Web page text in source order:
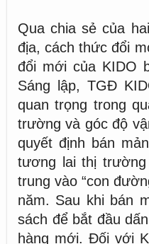
Qua chia sẻ của
địa, cách thức đổi
đổi mới của KIDO
Sáng lập, TGĐ
quan trọng trong
trường và góc độ
quyết định bán
tương lai thị trường
trung vào “con
năm. Sau khi bán
sách để bắt đầu
hàng mới. Đối với